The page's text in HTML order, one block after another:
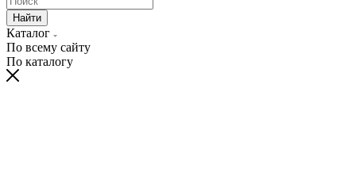
Найти
Каталог
По всему сайту
По каталогу